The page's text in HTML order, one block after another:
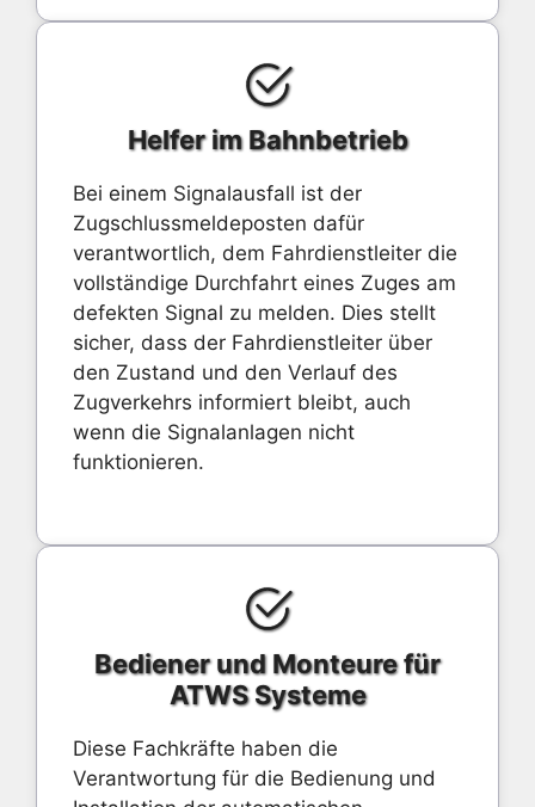
Helfer im Bahnbetrieb
Bei einem Signalausfall ist der
Zugschlussmeldeposten dafür
verantwortlich, dem Fahrdienstleiter die
vollständige Durchfahrt eines Zuges am
defekten Signal zu melden. Dies stellt
sicher, dass der Fahrdienstleiter über
den Zustand und den Verlauf des
Zugverkehrs informiert bleibt, auch
wenn die Signalanlagen nicht
funktionieren.
Bediener und Monteure für
ATWS Systeme
Diese Fachkräfte haben die
Verantwortung für die Bedienung und